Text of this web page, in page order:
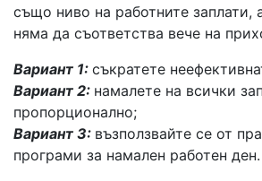
също ниво на работните заплати,
няма да съответства вече на
Вариант 1: съкратете
Вариант 2: намалете на всички
пропорционално;
Вариант 3: възползвайте се от
програми за намален работен ден.